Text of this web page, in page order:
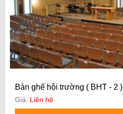
Bàn ghế hội trường ( BHT - 2 )
Giá: Liên hệ